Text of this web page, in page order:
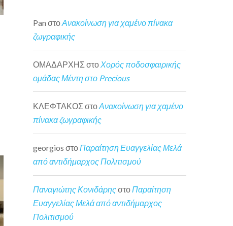
Pan στοΑνακοίνωση για χαμένο πίνακα
ζωγραφικής
ΟΜΑΔΑΡΧΗΣ στο Χορός ποδοσφαιρικής
ομάδας Μέντη στο Precious
ΚΛΕΦΤΑΚΟΣ στοΑνακοίνωση για χαμένο
πίνακα ζωγραφικής
georgios στοΠαραίτηση Ευαγγελίας Μελά
από αντιδήμαρχος Πολιτισμού
Παναγιώτης ΚονιδάρηςστοΠαραίτηση
Ευαγγελίας Μελά από αντιδήμαρχος
Πολιτισμού